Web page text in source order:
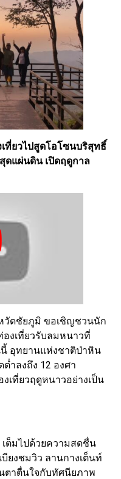
ที่ยวไปสูดโอโซนบริสุทธิ์
ดแผ่นดิน เปิดฤดูกาล
วัดชัยภูมิ ขอเชิญชวนนัก
งเที่ยวรับลมหนาวที่
อุทยานแห่งชาติป่าหิน
ำลงถึง 12 องศา
เที่ยวฤดูหนาวอย่างเป็น
เต็มไปด้วยความสดชื่น
ยงชมวิว ลานกางเต็นท์
ตาตื่นใจกับทัศนียภาพ